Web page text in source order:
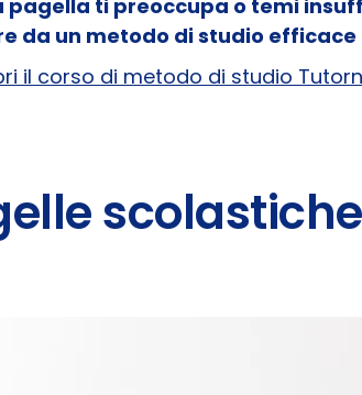
pagella ti preoccupa o temi
da un metodo di studio efficace
il corso di metodo di studio